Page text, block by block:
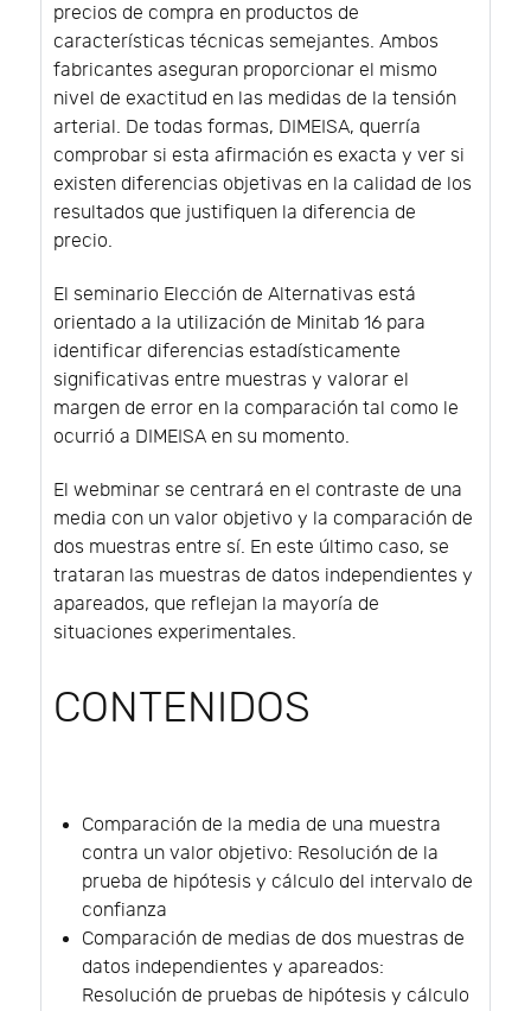
precios de compra en productos de
características técnicas semejantes. Ambos
fabricantes aseguran proporcionar el mismo
nivel de exactitud en las medidas de la tensión
arterial. De todas formas, DIMEISA, querría
comprobar si esta afirmación es exacta y ver si
existen diferencias objetivas en la calidad de los
resultados que justifiquen la diferencia de
precio.
El seminario Elección de Alternativas está
orientado a la utilización de Minitab 16 para
identificar diferencias estadísticamente
significativas entre muestras y valorar el
margen de error en la comparación tal como le
ocurrió a DIMEISA en su momento.
El webminar se centrará en el contraste de una
media con un valor objetivo y la comparación de
dos muestras entre sí. En este último caso, se
trataran las muestras de datos independientes y
apareados, que reflejan la mayoría de
situaciones experimentales.
CONTENIDOS
Comparación de la media de una muestra
contra un valor objetivo: Resolución de la
prueba de hipótesis y cálculo del intervalo de
confianza
Comparación de medias de dos muestras de
datos independientes y apareados:
Resolución de pruebas de hipótesis y cálculo